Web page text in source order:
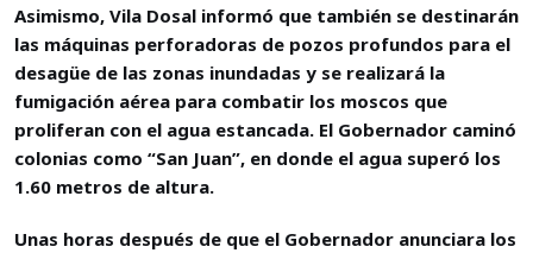
Asimismo, Vila Dosal informó que también se destinarán
las máquinas perforadoras de pozos profundos para el
desagüe de las zonas inundadas y se realizará la
fumigación aérea para combatir los moscos que
proliferan con el agua estancada. El Gobernador caminó
colonias como “San Juan”, en donde el agua superó los
1.60 metros de altura.
Unas horas después de que el Gobernador anunciara los